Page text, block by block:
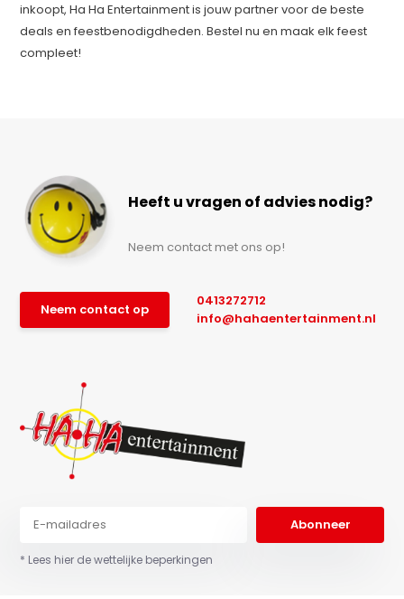
inkoopt, Ha Ha Entertainment is jouw partner voor de beste
deals en feestbenodigdheden. Bestel nu en maak elk feest
compleet!
Heeft u vragen of advies nodig?
Neem contact met ons op!
Neem contact op
0413272712
info@hahaentertainment.nl
Abonneer
* Lees hier de wettelijke beperkingen